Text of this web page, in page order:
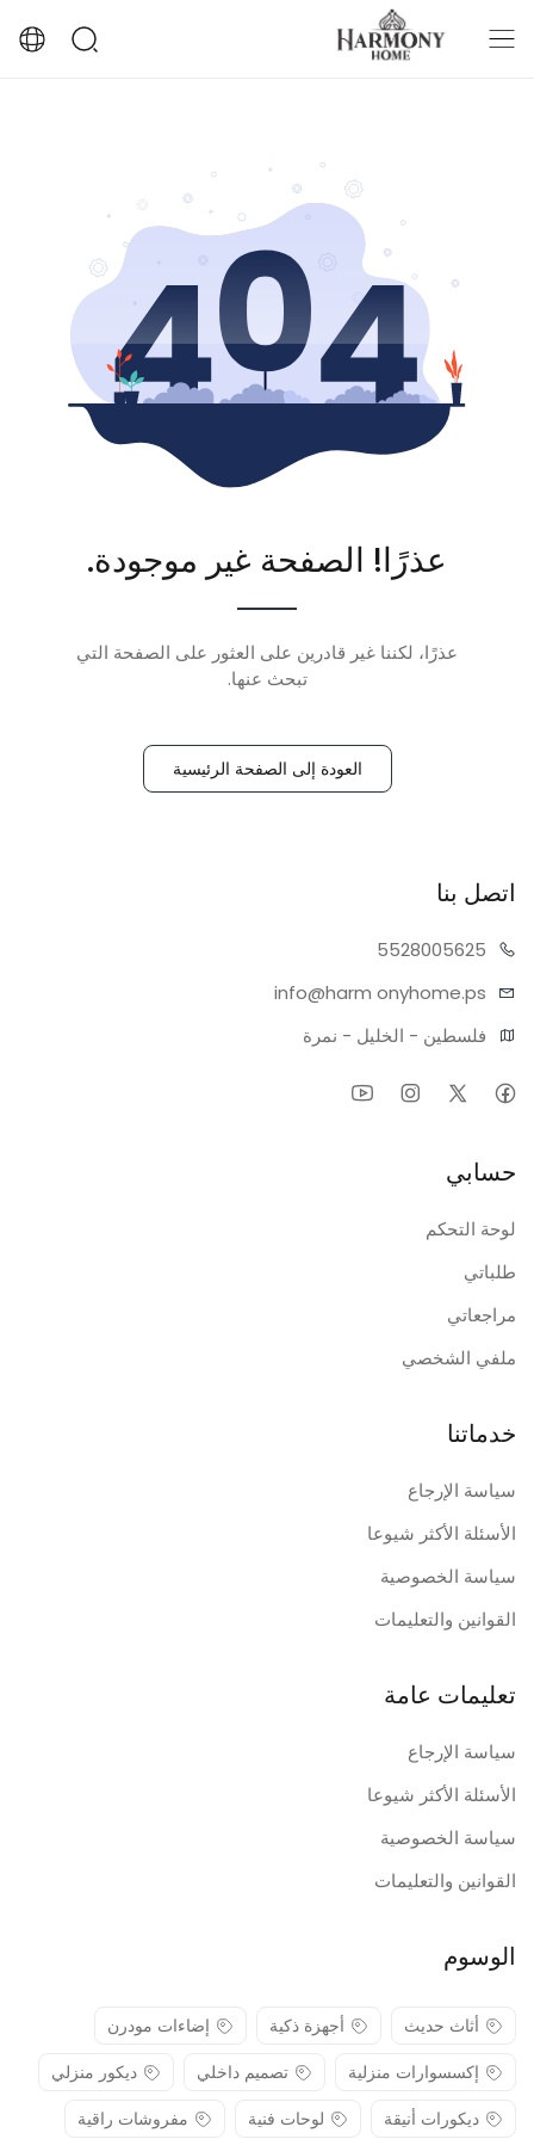
عذرًا! الصفحة غير موجودة.
عذرًا، لكننا غير قادرين على العثور على الصفحة التي
تبحث عنها.
العودة إلى الصفحة الرئيسية
اتصل بنا
05625
55280
info@harm onyhome.ps
فلسطين - الخليل - نمرة
حسابي
لوحة التحكم
طلباتي
مراجعاتي
ملفي الشخصي
خدماتنا
سياسة الإرجاع
الأسئلة الأكثر شيوعا
سياسة الخصوصية
القوانين والتعليمات
تعليمات عامة
سياسة الإرجاع
الأسئلة الأكثر شيوعا
سياسة الخصوصية
القوانين والتعليمات
الوسوم
أثاث حديث أجهزة ذكية
إضاءات مودرن
إكسسوارات منزلية
تصميم داخلي
ديكور منزلي
ديكورات أنيقة
لوحات فنية مفروشات راقية